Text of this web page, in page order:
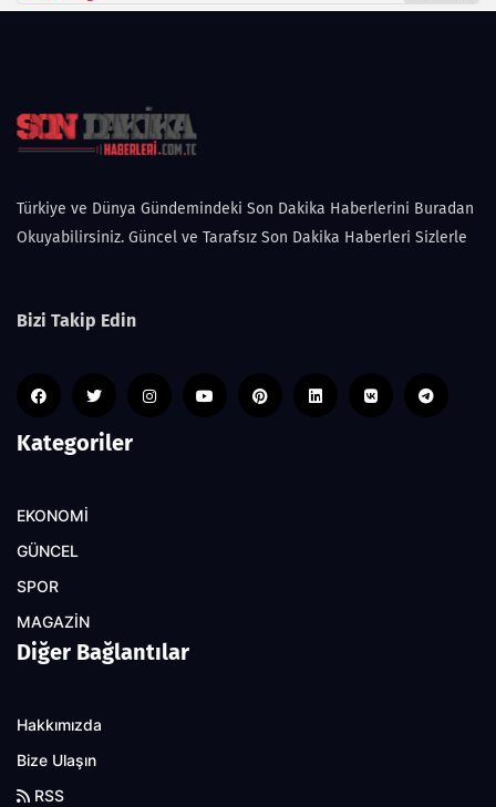
Türkiye ve Dünya Gündemindeki Son Dakika Haberlerini Buradan
Okuyabilirsiniz. Güncel ve Tarafsız Son Dakika Haberleri Sizlerle
Bizi Takip Edin
Kategoriler
EKONOMİ
GÜNCEL
SPOR
MAGAZİN
Diğer Bağlantılar
Hakkımızda
Bize Ulaşın
RSS